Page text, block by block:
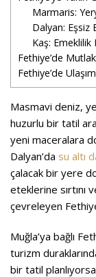
Marmaris:
Dalyan: Eşsiz
Kaş:
Fethiye’de
Fethiye’de
Masmavi deniz,
huzurlu bir tatil
yeni maceralara
Dalyan’da su altı
çalacak bir yere
eteklerine sırtını
çevreleyen
Muğla’ya bağlı
turizm
bir tatil